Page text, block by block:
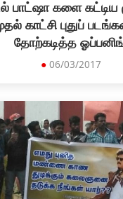
பாட்ஷா களை
காட்சி புதுப்
தோற்கடித்த
● 06/03/2017